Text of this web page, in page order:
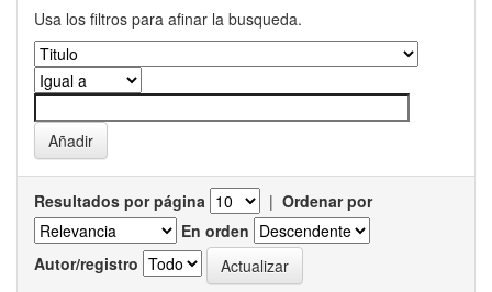
Usa los filtros para afinar la busqueda.
Resultados por página | Ordenar por
En orden
Autor/registro